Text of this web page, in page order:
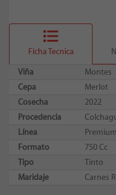
Ficha Tecnica
Viña
Montes
Cepa
Merlot
Cosecha
2022
Procedencia
Línea
Premium
Formato
750 Cc
Tipo
Tinto
Maridaje
Carnes